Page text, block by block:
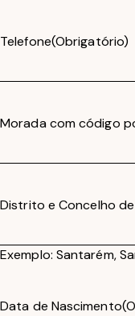
Telefone(Obrigatório)
Morada com código
Distrito e Concelho
Exemplo: Santarém,
Data de Nascimento